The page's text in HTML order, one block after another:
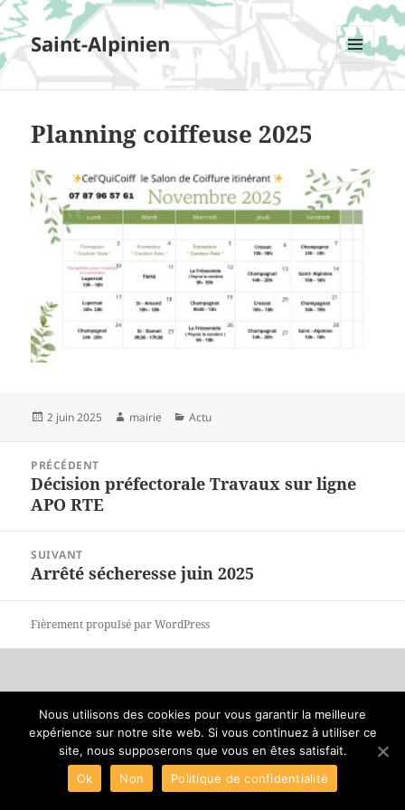
Saint-Alpinien
MENU
Planning coiffeuse 2025
Publié
2 juin 2025 Auteur
mairie Catégories
Actu
l'article
PRÉCÉDENT
Article
précédent :
Décision préfectorale Travaux sur ligne
APO RTE
SUIVANT
Article
Arrêté sécheresse juin 2025
Fièrement propulsé par WordPress
Nous utilisons des cookies pour vous garantir la meilleure
expérience sur notre site web. Si vous continuez à utiliser ce
site, nous supposerons que vous en êtes satisfait.
Ok
Non Politique de confidentialité